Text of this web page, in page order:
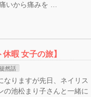
いから痛みを …
休暇 女子の旅】
徒然話
なりますが先日、ネイリス
の池松まり子さんと一緒に